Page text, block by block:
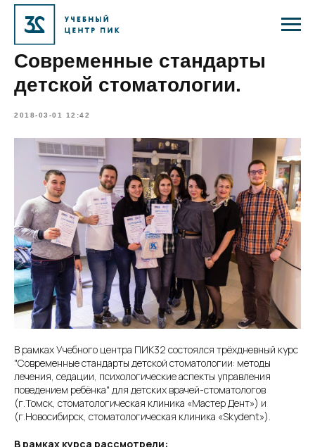
Современные стандарты
детской стоматологии.
2018-03-01 12:42
В рамках Учебного центра ПИК32 состоялся трёхдневный курс
"Современные стандарты детской стоматологии: методы
лечения, седации, психологические аспекты управления
поведением ребёнка" для детских врачей-стоматологов
(г.Томск, стоматологическая клиника «Мастер Дент») и
(г.Новосибирск, стоматологическая клиника «Skydent»).
В рамках курса рассмотрели: